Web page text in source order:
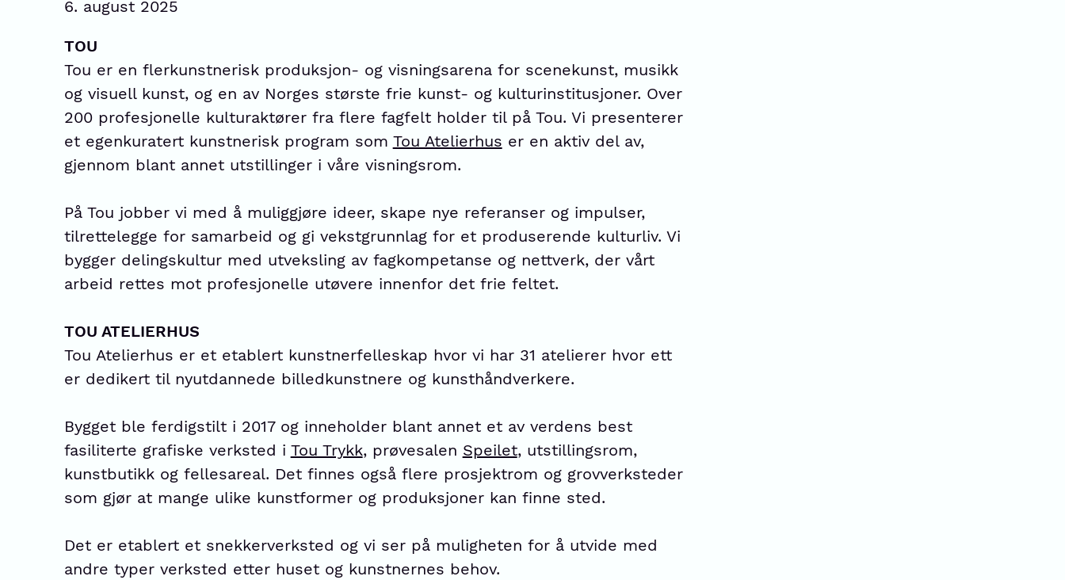
6. august 2025
TOU
Tou er en flerkunstnerisk produksjon- og visningsarena for scenekunst, musikk
og visuell kunst, og en av Norges største frie kunst- og kulturinstitusjoner. Over
200 profesjonelle kulturaktører fra flere fagfelt holder til på Tou. Vi presenterer
et egenkuratert kunstnerisk program som Tou Atelierhus er en aktiv del av,
gjennom blant annet utstillinger i våre visningsrom.
På Tou jobber vi med å muliggjøre ideer, skape nye referanser og impulser,
tilrettelegge for samarbeid og gi vekstgrunnlag for et produserende kulturliv. Vi
bygger delingskultur med utveksling av fagkompetanse og nettverk, der vårt
arbeid rettes mot profesjonelle utøvere innenfor det frie feltet.
TOU ATELIERHUS
Tou Atelierhus er et etablert kunstnerfelleskap hvor vi har 31 atelierer hvor ett
er dedikert til nyutdannede billedkunstnere og kunsthåndverkere.
Bygget ble ferdigstilt i 2017 og inneholder blant annet et av verdens best
fasiliterte grafiske verksted i Tou Trykk, prøvesalen Speilet, utstillingsrom,
kunstbutikk og fellesareal. Det finnes også flere prosjektrom og grovverksteder
som gjør at mange ulike kunstformer og produksjoner kan finne sted.
Det er etablert et snekkerverksted og vi ser på muligheten for å utvide med
andre typer verksted etter huset og kunstnernes behov.